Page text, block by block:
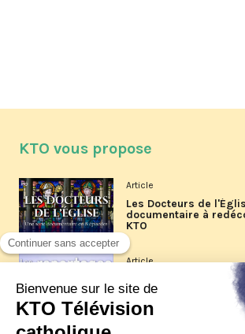
KTO vous propose
Article
Les Docteurs de
documentaire à
KTO
Article
Les reportages d'été